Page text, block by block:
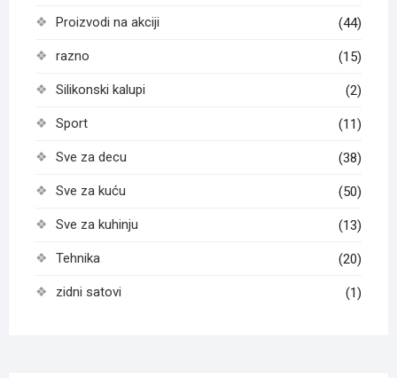
Proizvodi na akciji (44)
razno (15)
Silikonski kalupi (2)
Sport (11)
Sve za decu (38)
Sve za kuću (50)
Sve za kuhinju (13)
Tehnika (20)
zidni satovi (1)